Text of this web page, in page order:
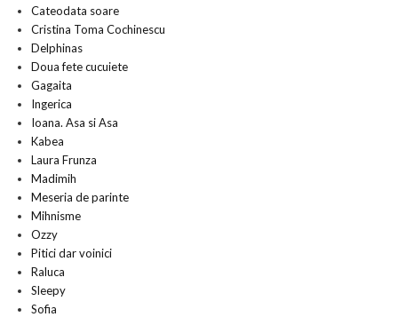
Cateodata soare
Cristina Toma Cochinescu
Delphinas
Doua fete cucuiete
Gagaita
Ingerica
Ioana. Asa si Asa
Kabea
Laura Frunza
Madimih
Meseria de parinte
Mihnisme
Ozzy
Pitici dar voinici
Raluca
Sleepy
Sofia